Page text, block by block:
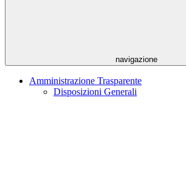
navigazione
Amministrazione Trasparente
Disposizioni Generali